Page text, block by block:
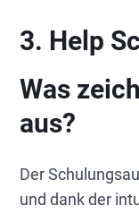
3. Help
Was
aus?
Der
und dank der